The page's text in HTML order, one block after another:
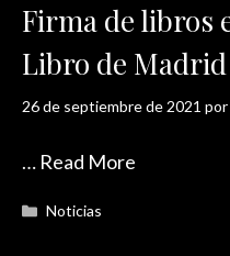
Firma de libros
Libro de Madrid
26 de septiembre de 2021 por
… Read More
Categorías
Noticias